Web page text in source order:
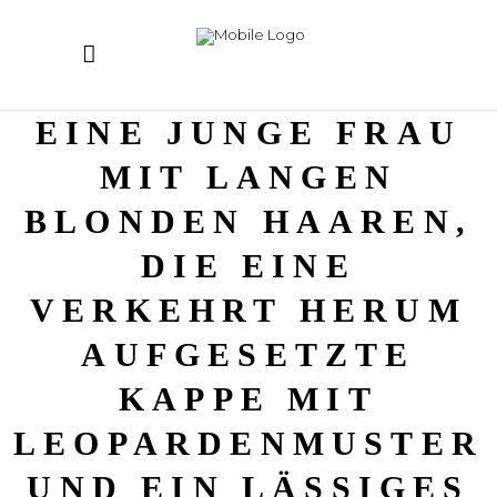
EINE JUNGE FRAU
MIT LANGEN
BLONDEN HAAREN,
DIE EINE
VERKEHRT HERUM
AUFGESETZTE
KAPPE MIT
LEOPARDENMUSTER
UND EIN LÄSSIGES